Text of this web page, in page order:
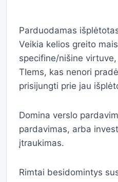
Parduodamas
Veikia kelios greito
specifine/nišine
TIems, kas nenori
prisijungti prie jau
Domina verslo
pardavimas, arba
įtraukimas.
Rimtai besidomintys